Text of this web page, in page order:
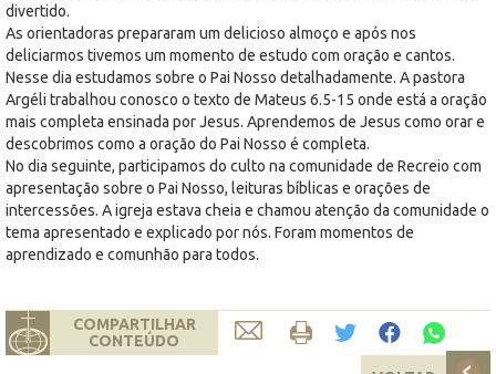
divertido.
As orientadoras prepararam um delicioso almoço e após nos
deliciarmos tivemos um momento de estudo com oração e cantos.
Nesse dia estudamos sobre o Pai Nosso detalhadamente. A pastora
Argéli trabalhou conosco o texto de Mateus 6.5-15 onde está a oração
mais completa ensinada por Jesus. Aprendemos de Jesus como orar e
descobrimos como a oração do Pai Nosso é completa.
No dia seguinte, participamos do culto na comunidade de Recreio com
apresentação sobre o Pai Nosso, leituras bíblicas e orações de
intercessões. A igreja estava cheia e chamou atenção da comunidade o
tema apresentado e explicado por nós. Foram momentos de
aprendizado e comunhão para todos.
COMPARTILHAR
CONTEÚDO